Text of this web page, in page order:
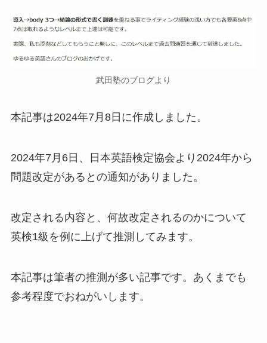
武田塾のブログより
本記事は2024年7月8日に作成しました。
2024年7月6日、日本英語検定協会より2024年から
問題改定があるとの通知がありました。
改定される内容と、何故改定されるのかについて
英検1級を例に上げて推測してみます。
本記事は筆者の推測が多い記事です。あくまでも
参考程度でおねがいします。